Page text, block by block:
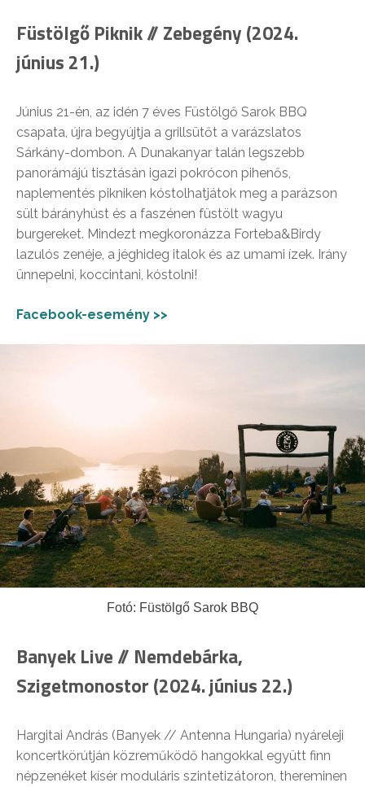
Füstölgő Piknik // Zebegény (2024.
június 21.)
Június 21-én, az idén 7 éves Füstölgő Sarok BBQ
csapata, újra begyújtja a grillsütőt a varázslatos
Sárkány-dombon. A Dunakanyar talán legszebb
panorámájú tisztásán igazi pokrócon pihenős,
naplementés pikniken kóstolhatjátok meg a parázson
sült bárányhúst és a faszénen füstölt wagyu
burgereket. Mindezt megkoronázza Forteba&Birdy
lazulós zenéje, a jéghideg italok és az umami ízek. Irány
ünnepelni, koccintani, kóstolni!
Facebook-esemény >>
Fotó: Füstölgő Sarok BBQ
Banyek Live // Nemdebárka,
Szigetmonostor (2024. június 22.)
Hargitai András (Banyek // Antenna Hungaria) nyáreleji
koncertkörútján közreműködő hangokkal együtt finn
népzenéket kísér moduláris szintetizátoron, thereminen